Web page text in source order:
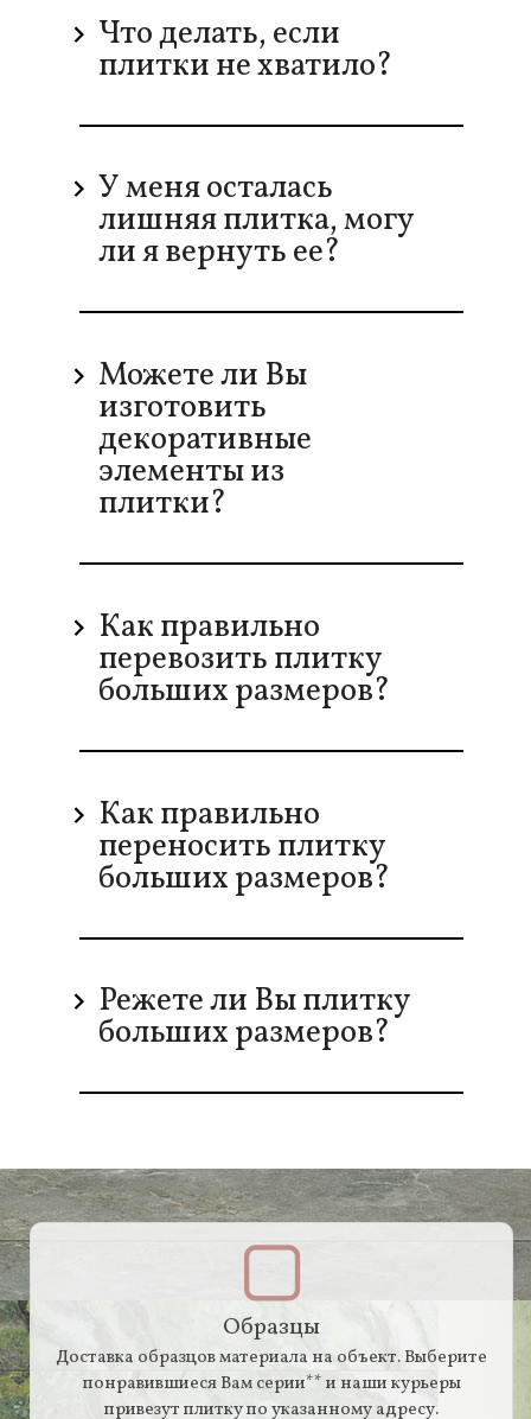
Что делать, если
плитки не хватило?
У меня осталась
лишняя плитка, могу
ли я вернуть ее?
Можете ли Вы
изготовить
декоративные
элементы из
плитки?
Как правильно
перевозить плитку
больших размеров?
Как правильно
переносить плитку
больших размеров?
Режете ли Вы плитку
больших размеров?
Образцы
Доставка образцов материала на объект. Выберите
понравившиеся Вам серии** и наши курьеры
привезут плитку по указанному адресу.